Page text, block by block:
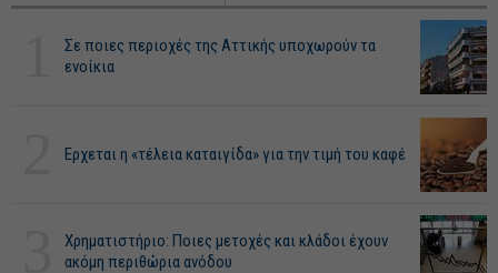
Σε ποιες περιοχές της Αττικής υποχωρούν τα
ενοίκια
Ερχεται η «τέλεια καταιγίδα» για την τιμή του καφέ
Χρηματιστήριο: Ποιες μετοχές και κλάδοι έχουν
ακόμη περιθώρια ανόδου